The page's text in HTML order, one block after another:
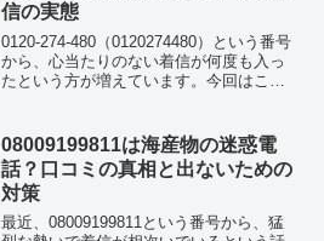
信の実態
0120-274-480（0120274480）という番号
から、心当たりのない着信が何度も入っ
たという方が増えています。今回はこの
電話の内容、注意すべきポイントまでま
と...
08009199811は海産物の迷惑電
話？口コミの真相と出ないための
対策
最近、08009199811という番号から、猛